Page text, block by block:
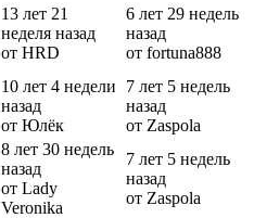
13 лет 21
неделя назад
от HRD
6 лет 29 недель
назад
от fortuna888
10 лет 4 недели
назад
от Юлёк
7 лет 5 недель
назад
от Zaspola
8 лет 30 недель
назад
от Lady
Veronika
7 лет 5 недель
назад
от Zaspola